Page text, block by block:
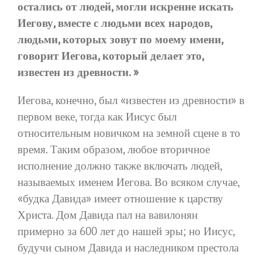
остались от людей, могли искренне искать
Иегову, вместе с людьми всех народов,
людьми, которых зовут по моему имени,
говорит Иегова, который делает это,
известен из древности. »
Иегова, конечно, был «известен из древности» в
первом веке, тогда как Иисус был
относительным новичком на земной сцене в то
время. Таким образом, любое вторичное
исполнение должно также включать людей,
называемых именем Иегова. Во всяком случае,
«будка Давида» имеет отношение к царству
Христа. Дом Давида пал на вавилонян
примерно за 600 лет до нашей эры; но Иисус,
будучи сыном Давида и наследником престола